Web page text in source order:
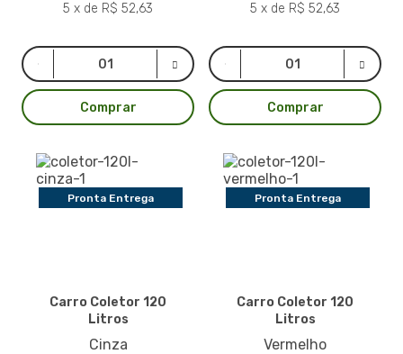
5 x de R$ 52,63
Comprar
5 x de R$ 52,63
Comprar
Pronta Entrega
Carro Coletor 120
Litros
Cinza
Pronta Entrega
Carro Coletor 120
Litros
Vermelho